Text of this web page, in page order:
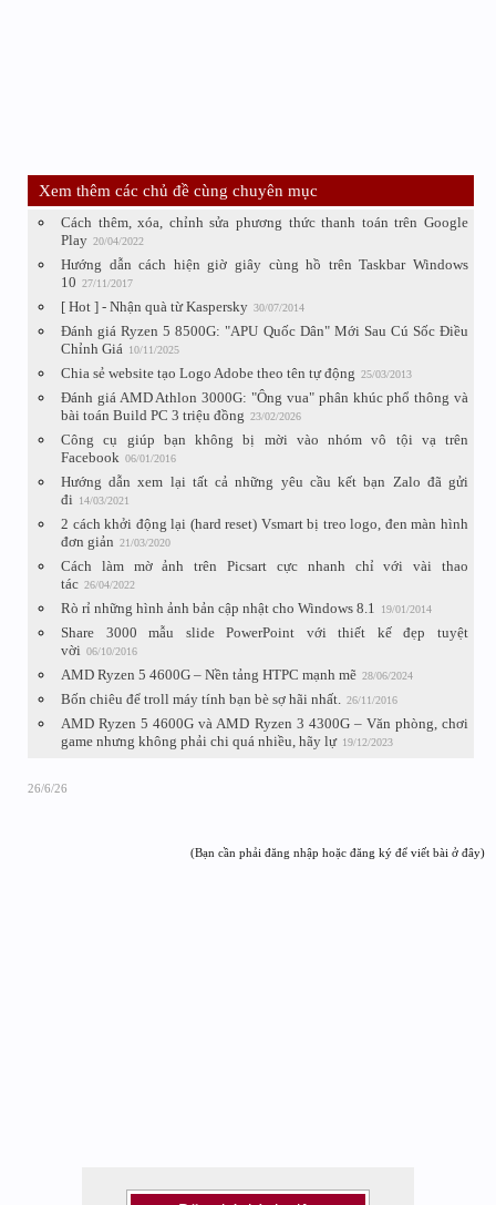
Xem thêm các chủ đề cùng chuyên mục
Cách thêm, xóa, chỉnh sửa phương thức thanh toán trên Google
Play 20/04/2022
Hướng dẫn cách hiện giờ giây cùng hồ trên Taskbar Windows
10 27/11/2017
[ Hot ] - Nhận quà từ Kaspersky 30/07/2014
Đánh giá Ryzen 5 8500G: "APU Quốc Dân" Mới Sau Cú Sốc Điều
Chỉnh Giá 10/11/2025
Chia sẻ website tạo Logo Adobe theo tên tự động 25/03/2013
Đánh giá AMD Athlon 3000G: "Ông vua" phân khúc phổ thông và
bài toán Build PC 3 triệu đồng 23/02/2026
Công cụ giúp bạn không bị mời vào nhóm vô tội vạ trên
Facebook 06/01/2016
Hướng dẫn xem lại tất cả những yêu cầu kết bạn Zalo đã gửi
đi
14/03/2021
2 cách khởi động lại (hard reset) Vsmart bị treo logo, đen màn hình
đơn giản 21/03/2020
Cách làm mờ ảnh trên Picsart cực nhanh chỉ với vài thao
tác 26/04/2022
Rò rỉ những hình ảnh bản cập nhật cho Windows 8.1 19/01/2014
Share 3000 mẫu slide PowerPoint với thiết kế đẹp tuyệt
vời 06/10/2016
AMD Ryzen 5 4600G – Nền tảng HTPC mạnh mẽ 28/06/2024
Bốn chiêu để troll máy tính bạn bè sợ hãi nhất. 26/11/2016
AMD Ryzen 5 4600G và AMD Ryzen 3 4300G – Văn phòng, chơi
game nhưng không phải chi quá nhiều, hãy lự 19/12/2023
26/6/26
(Bạn cần phải đăng nhập hoặc đăng ký để viết bài ở đây)